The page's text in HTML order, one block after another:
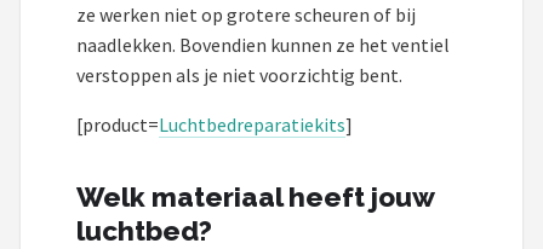
ze werken niet op grotere scheuren of bij
naadlekken. Bovendien kunnen ze het ventiel
verstoppen als je niet voorzichtig bent.
[product=Luchtbedreparatiekits]
Welk materiaal heeft jouw
luchtbed?